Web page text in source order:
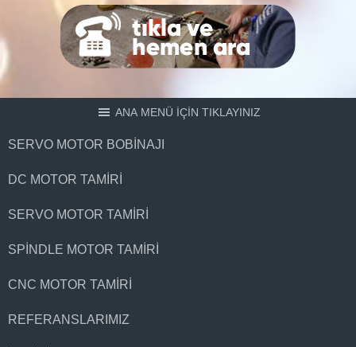
ANA MENÜ İÇİN TIKLAYINIZ
SERVO MOTOR BOBINAJI
DC MOTOR TAMIRI
SERVO MOTOR TAMIRI
SPINDLE MOTOR TAMIRI
CNC MOTOR TAMIRI
REFERANSLARIMIZ